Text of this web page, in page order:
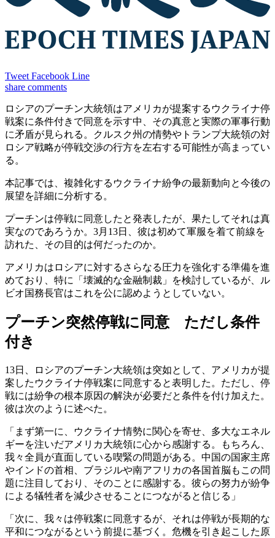
Tweet Facebook Line
share comments
ロシアのプーチン大統領はアメリカが提案するウクライナ停
戦案に条件付きで同意を示す中、その真意と実際の軍事行動
に矛盾が見られる。クルスク州の情勢やトランプ大統領の対
ロシア戦略が停戦交渉の行方を左右する可能性が高まってい
る。
本記事では、複雑化するウクライナ紛争の最新動向と今後の
展望を詳細に分析する。
プーチンは停戦に同意したと発表したが、果たしてそれは真
実なのであろうか。3月13日、彼は初めて軍服を着て前線を
訪れた、その目的は何だったのか。
アメリカはロシアに対するさらなる圧力を強化する準備を進
めており、特に「壊滅的な金融制裁」を検討しているが、ル
ビオ国務長官はこれを公に認めようとしていない。
プーチン突然停戦に同意 ただし条件
付き
13日、ロシアのプーチン大統領は突如として、アメリカが提
案したウクライナ停戦案に同意すると表明した。ただし、停
戦には紛争の根本原因の解決が必要だと条件を付け加えた。
彼は次のように述べた。
「まず第一に、ウクライナ情勢に関心を寄せ、多大なエネル
ギーを注いだアメリカ大統領に心から感謝する。もちろん、
我々全員が直面している喫緊の問題がある。中国の国家主席
やインドの首相、ブラジルや南アフリカの各国首脳もこの問
題に注目しており、そのことに感謝する。彼らの努力が紛争
による犠牲者を減少させることにつながると信じる」
「次に、我々は停戦案に同意するが、それは停戦が長期的な
平和につながるという前提に基づく。危機を引き起こした原